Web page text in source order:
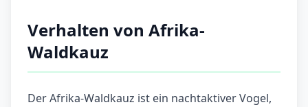
Verhalten von Afrika-
Waldkauz
Der Afrika-Waldkauz ist ein nachtaktiver Vogel,